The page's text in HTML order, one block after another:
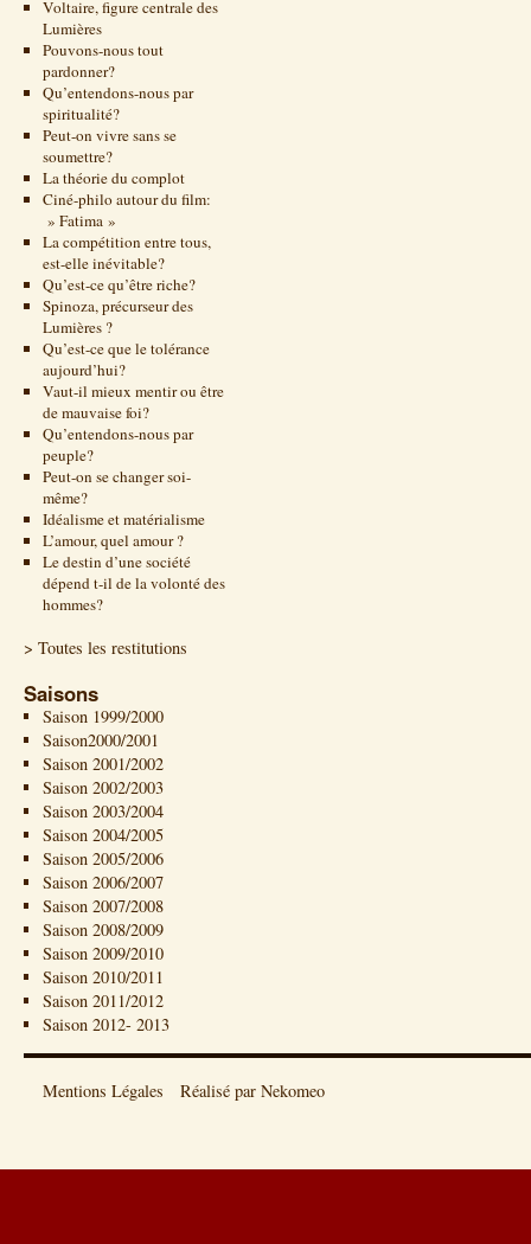
Voltaire, figure centrale des
Lumières
Pouvons-nous tout
pardonner?
Qu’entendons-nous par
spiritualité?
Peut-on vivre sans se
soumettre?
La théorie du complot
Ciné-philo autour du film:
» Fatima »
La compétition entre tous,
est-elle inévitable?
Qu’est-ce qu’être riche?
Spinoza, précurseur des
Lumières ?
Qu’est-ce que le tolérance
aujourd’hui?
Vaut-il mieux mentir ou être
de mauvaise foi?
Qu’entendons-nous par
peuple?
Peut-on se changer soi-
même?
Idéalisme et matérialisme
L’amour, quel amour ?
Le destin d’une société
dépend t-il de la volonté des
hommes?
> Toutes les restitutions
Saisons
Saison 1999/2000
Saison2000/2001
Saison 2001/2002
Saison 2002/2003
Saison 2003/2004
Saison 2004/2005
Saison 2005/2006
Saison 2006/2007
Saison 2007/2008
Saison 2008/2009
Saison 2009/2010
Saison 2010/2011
Saison 2011/2012
Saison 2012- 2013
Mentions Légales Réalisé par Nekomeo